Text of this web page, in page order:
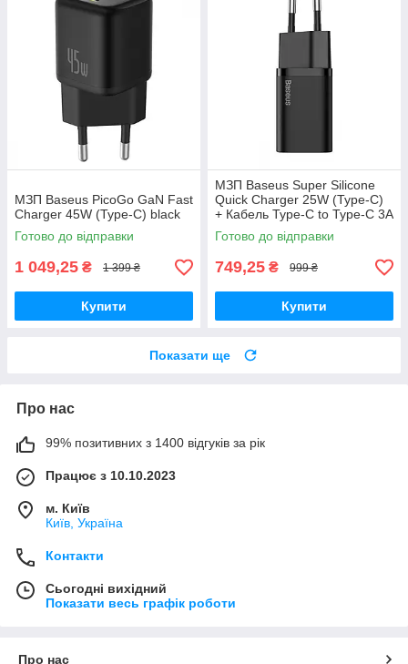
МЗП Baseus PicoGo GaN Fast
Charger 45W (Type-C) black
Готово до відправки
1 049,25 ₴ 1 399 ₴
Купити
МЗП Baseus Super Silicone
Quick Charger 25W (Type-C)
+ Кабель Type-C to Type-C 3A
(1m) black
Готово до відправки
749,25 ₴ 999 ₴
Купити
Показати ще
Про нас
99% позитивних з 1400 відгуків за рік
Працює з 10.10.2023
м. Київ
Київ, Україна
Контакти
Сьогодні вихідний
Показати весь графік роботи
Про нас